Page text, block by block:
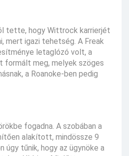
tette, hogy Wittrock karrierjét
mert igazi tehetség. A Freak
letaglózó volt, a
formált meg, melyek szöges
a Roanoke-ben pedig
fogadna. A szobában a
alakított, mindössze 9
úgy tűnik, hogy az ügynöke a